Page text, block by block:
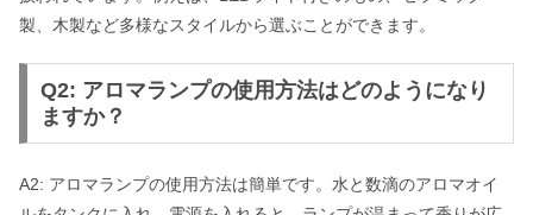
製、木製など多様なスタイルから選ぶことができます。
Q2: アロマランプの使用方法はどのようになり
ますか？
A2: アロマランプの使用方法は簡単です。水と数滴のアロマオイ